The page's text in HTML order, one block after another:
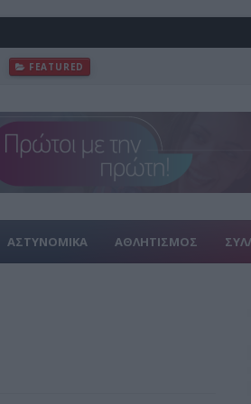
FEATURED
ΑΣΤΥΝΟΜΙΚΑ ΑΘΛΗΤΙΣΜΟΣ